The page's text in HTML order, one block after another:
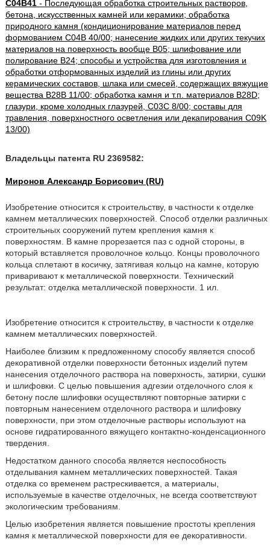
C04B41- Последующая обработка строительных растворов,
бетона, искусственных камней или керамики; обработка
природного камня (кондиционирование материалов перед
формованием C04B 40/00; нанесение жидких или других текучих
материалов на поверхность вообще B05; шлифование или
полирование B24; способы и устройства для изготовления и
обработки отформованных изделий из глины или других
керамических составов, шлака или смесей, содержащих вяжущие
вещества B28B 11/00; обработка камня и т.п. материалов B28D;
глазури, кроме холодных глазурей, C03C 8/00; составы для
травления, поверхностного осветления или декапирования C09K
13/00)
Владельцы патента RU 2369582:
Миронов Александр Борисович (RU)
Изобретение относится к строительству, в частности к отделке
камнем металлических поверхностей. Способ отделки различных
строительных сооружений путем крепления камня к
поверхностям. В камне прорезается паз с одной стороны, в
который вставляется проволочное кольцо. Концы проволочного
кольца сплетают в косичку, затягивая кольцо на камне, которую
приваривают к металлической поверхности. Технический
результат: отделка металлической поверхности. 1 ил.
Изобретение относится к строительству, в частности к отделке
камнем металлических поверхностей.
Наиболее близким к предложенному способу является способ
декоративной отделки поверхности бетонных изделий путем
нанесения отделочного раствора на поверхность, затирки, сушки
и шлифовки. С целью повышения адгезии отделочного слоя к
бетону после шлифовки осуществляют повторные затирки с
повторным нанесением отделочного раствора и шлифовку
поверхности, при этом отделочные растворы используют на
основе гидратированного вяжущего контактно-конденсационного
твердения.
Недостатком данного способа является неспособность
отделывания камнем металлических поверхностей. Такая
отделка со временем растрескивается, а материалы,
используемые в качестве отделочных, не всегда соответствуют
экологическим требованиям.
Целью изобретения является повышение простоты крепления
камня к металлической поверхности для ее декоративности.